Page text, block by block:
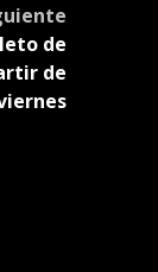
de
de